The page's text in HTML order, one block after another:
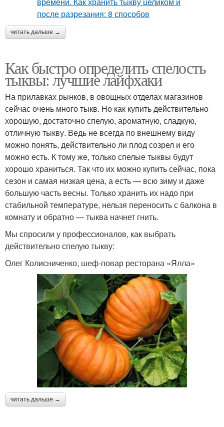
читать дальше →
Как быстро определить спелость
тыквы: лучшие лайфхаки
На прилавках рынков, в овощных отделах магазинов
сейчас очень много тыкв. Но как купить действительно
хорошую, достаточно спелую, ароматную, сладкую,
отличную тыкву. Ведь не всегда по внешнему виду
можно понять, действительно ли плод созрел и его
можно есть. К тому же, только спелые тыквы будут
хорошо храниться. Так что их можно купить сейчас, пока
сезон и самая низкая цена, а есть — всю зиму и даже
большую часть весны. Только хранить их надо при
стабильной температуре, нельзя переносить с балкона в
комнату и обратно — тыква начнет гнить.
Мы спросили у профессионалов, как выбрать
действительно спелую тыкву:
Олег Колисниченко, шеф-повар ресторана «Ялла»
читать дальше →